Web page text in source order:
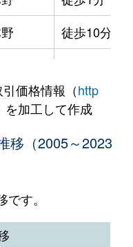
徒歩45分
(岡山)
徒歩12分
徒歩11分
徒歩10分
武蔵
徒歩45分
江見
土居
価格情報（http
を加工して作成
移（2005～2023
す。